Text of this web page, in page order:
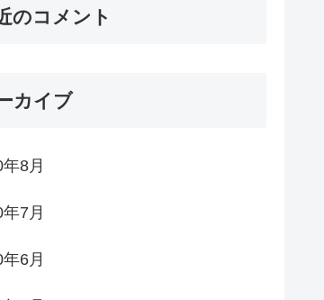
のコメント
カイブ
8月
7月
6月